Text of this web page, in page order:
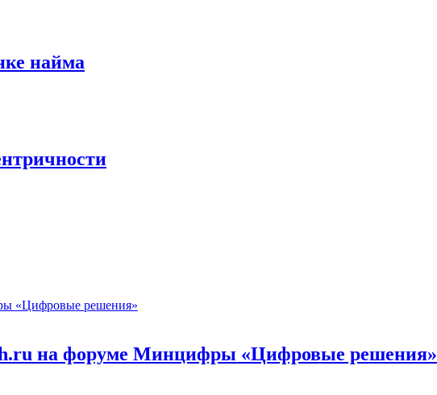
найма
на форуме Минцифры «Цифровые решения»